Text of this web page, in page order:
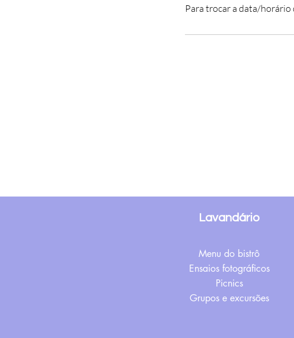
Para trocar a data/horário
Lavandário
Menu do bistrô
Ensaios fotográficos
Picnics
Grupos e excursões